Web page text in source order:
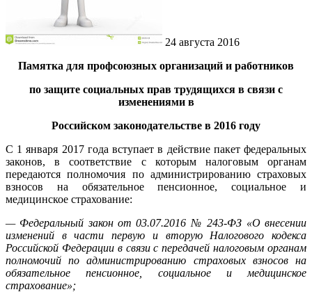
24 августа 2016
Памятка для профсоюзных организаций и работников
по защите социальных прав трудящихся в связи с
изменениями в
Российском законодательстве в 2016 году
С 1 января 2017 года вступает в действие пакет федеральных
законов, в соответствие с которым налоговым органам
передаются полномочия по администрированию страховых
взносов на обязательное пенсионное, социальное и
медицинское страхование:
— Федеральный закон от 03.07.2016 № 243-ФЗ «О внесении
изменений в части первую и вторую Налогового кодекса
Российской Федерации в связи с передачей налоговым органам
полномочий по администрированию страховых взносов на
обязательное пенсионное, социальное и медицинское
страхование»;